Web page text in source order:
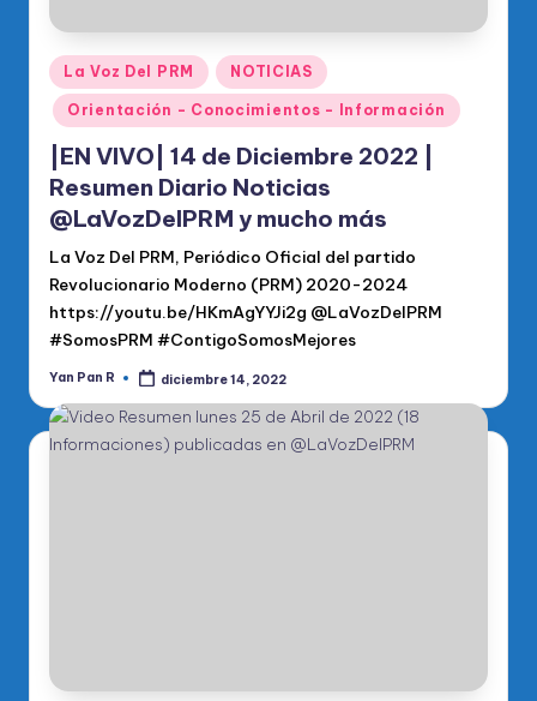
Publicado
en
La Voz Del PRM NOTICIAS
Orientación - Conocimientos - Información
|EN VIVO| 14 de Diciembre 2022 |
Resumen Diario Noticias
@LaVozDelPRM y mucho más
La Voz Del PRM, Periódico Oficial del partido
Revolucionario Moderno (PRM) 2020-2024
https://youtu.be/HKmAgYYJi2g @LaVozDelPRM
#SomosPRM #ContigoSomosMejores
Publicado
Yan Pan R diciembre 14, 2022